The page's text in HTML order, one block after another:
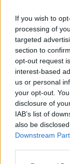
If you wish to
processing of
targeted
section to
opt-out request
interest-based
us or personal
your opt-out.
disclosure of
IAB’s list of
also be
Downstream